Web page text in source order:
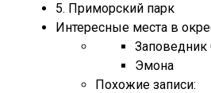
5. Приморский парк
Интересные места в
Заповедник
Эмона
Похожие записи: